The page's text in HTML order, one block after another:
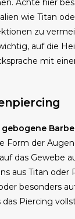
Achte hier
wie Titan
zu
auf die
mit
gebogene
Form der
das Gewebe
aus Titan oder
besonders
Piercing